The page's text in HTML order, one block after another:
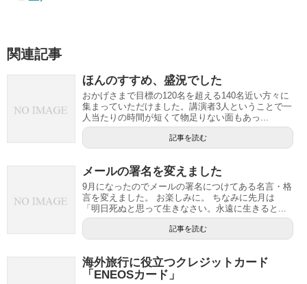
関連記事
ほんのすすめ、盛況でした
おかげさまで目標の120名を超える140名近い方々に
集まっていただけました。講演者3人ということで一
人当たりの時間が短くて物足りない面もあっ...
記事を読む
メールの署名を変えました
9月になったのでメールの署名につけてある名言・格
言を変えました。 お楽しみに。 ちなみに先月は
「明日死ぬと思って生きなさい。永遠に生きると...
記事を読む
海外旅行に役立つクレジットカード
「ENEOSカード」